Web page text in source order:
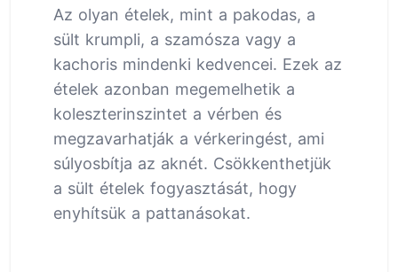
Az olyan ételek, mint a pakodas, a
sült krumpli, a szamósza vagy a
kachoris mindenki kedvencei. Ezek az
ételek azonban megemelhetik a
koleszterinszintet a vérben és
megzavarhatják a vérkeringést, ami
súlyosbítja az aknét. Csökkenthetjük
a sült ételek fogyasztását, hogy
enyhítsük a pattanásokat.